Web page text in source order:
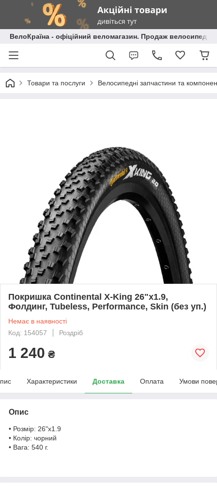
ВелоКраїна - офіційний веломагазин. Продаж велосипедів
Товари та послуги Велосипедні запчастини та
Покришка Continental X-King 26"x1.9,
Фолдинг, Tubeless, Performance, Skin (без уп.)
Немає в наявності
Код: 154057
Роздріб
1 240 ₴
Характеристики Доставка Оплата Умови
Опис
• Розмір: 26"x1.9
• Колір: чорний
• Вага: 540 г.